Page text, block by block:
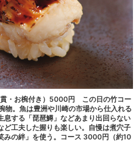
貫・お椀付き）5000円 この日の竹コー
物。魚は豊洲や川崎の市場から仕入れる
する「琵琶鱒」などあまり出回らない
工夫した握りも楽しい。自慢は煮穴子
みの絆」を使う。コース 3000円（約10